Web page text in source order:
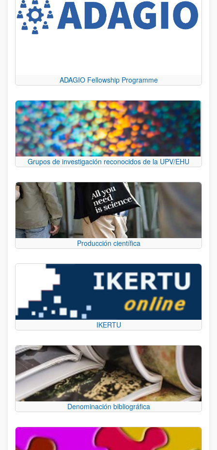
ADAGIO Fellowship Programme
Grupos de investigación reconocidos de la UPV/EHU
Producción científica
IKERTU
Denominación bibliográfica